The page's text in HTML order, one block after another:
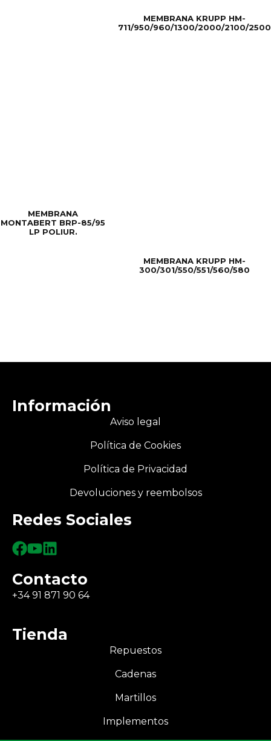
MEMBRANA KRUPP HM-
711/950/960/1300/2000/2100/2500
MEMBRANA
MONTABERT BRP-85/95
LP POLIUR.
MEMBRANA KRUPP HM-
300/301/550/551/560/580
Información
Aviso legal
Política de Cookies
Política de Privacidad
Devoluciones y reembolsos
Redes Sociales
Contacto
+34 91 871 90 64
Tienda
Repuestos
Cadenas
Martillos
Implementos